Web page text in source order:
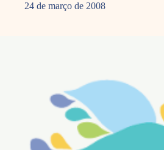
24 de março de 2008